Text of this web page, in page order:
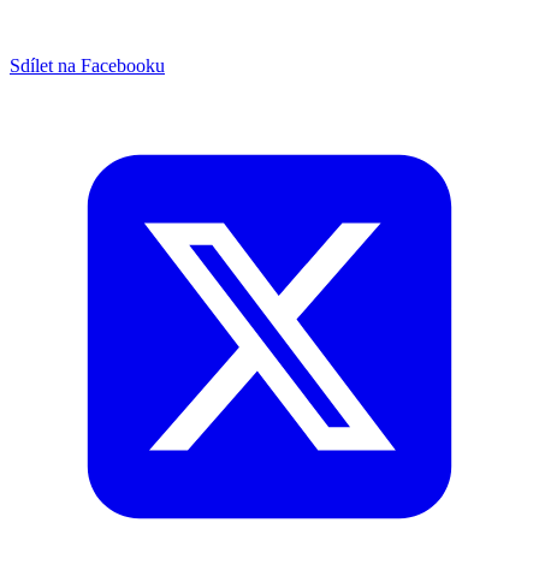
Sdílet na Facebooku